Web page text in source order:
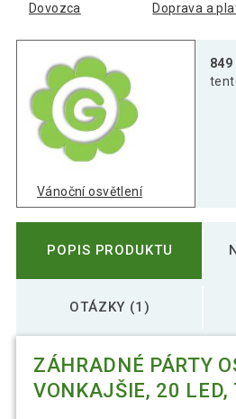
Dovozca Doprava a
Vánoční osvětlení
849
POPIS PRODUKTU
OTÁZKY (1)
ZÁHRADNÉ PÁRTY
VONKAJŠIE, 20 LED,